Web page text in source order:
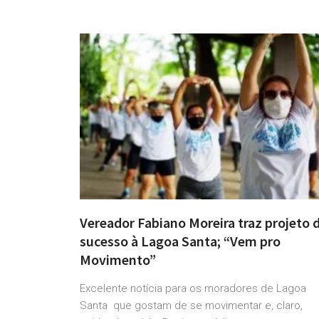
Vereador Fabiano Moreira traz projeto
sucesso à Lagoa Santa; “Vem pro
Movimento”
Excelente notícia para os moradores de Lagoa
Santa que gostam de se movimentar e, claro,